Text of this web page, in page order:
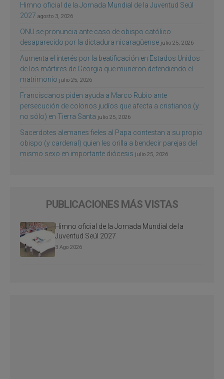
Himno oficial de la Jornada Mundial de la Juventud Seúl
2027 agosto 3, 2026
ONU se pronuncia ante caso de obispo católico
desaparecido por la dictadura nicaragüense julio 25, 2026
Aumenta el interés por la beatificación en Estados Unidos
de los mártires de Georgia que murieron defendiendo el
matrimonio julio 25, 2026
Franciscanos piden ayuda a Marco Rubio ante
persecución de colonos judíos que afecta a cristianos (y
no sólo) en Tierra Santa julio 25, 2026
Sacerdotes alemanes fieles al Papa contestan a su propio
obispo (y cardenal) quien les orilla a bendecir parejas del
mismo sexo en importante diócesis julio 25, 2026
PUBLICACIONES MÁS VISTAS
Himno oficial de la Jornada Mundial de la
Juventud Seúl 2027
3 Ago 2026